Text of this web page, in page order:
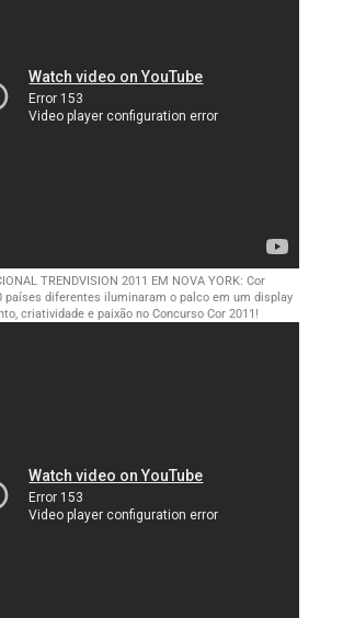
TRENDVISION 2011 EM NOVA YORK: Cor
países diferentes iluminaram o palco em um display
criatividade e paixão no Concurso Cor 2011!